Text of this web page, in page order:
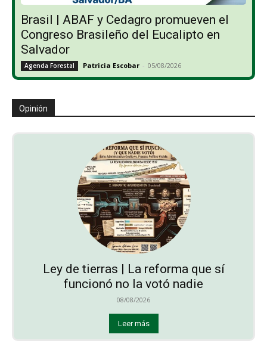
Brasil | ABAF y Cedagro promueven el
Congreso Brasileño del Eucalipto en
Salvador
Agenda Forestal Patricia Escobar - 05/08/2026
Opinión
Ley de tierras | La reforma que sí
funcionó no la votó nadie
08/08/2026
Leer más